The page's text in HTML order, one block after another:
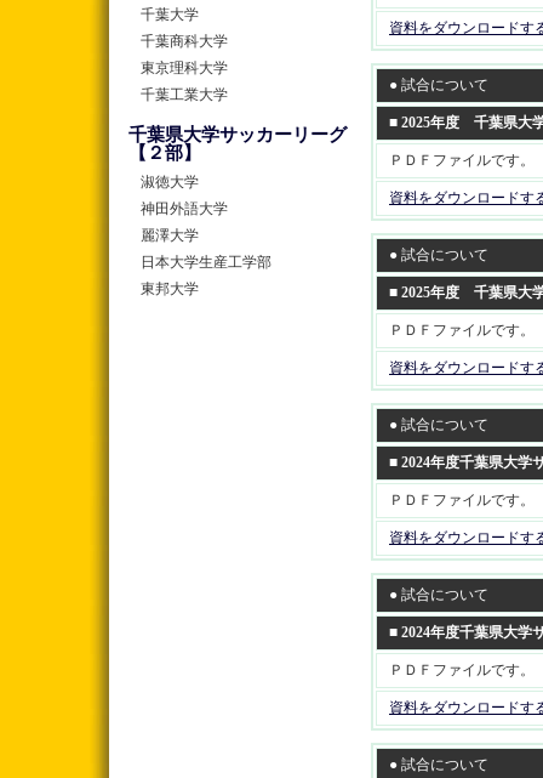
千葉大学
千葉商科大学
東京理科大学
千葉工業大学
千葉県大学サッカーリーグ
【２部】
淑徳大学
神田外語大学
麗澤大学
日本大学生産工学部
東邦大学
資料をダウンロードす
● 試合について
■ 2025年度 千葉県大
ＰＤＦファイルです。
資料をダウンロードす
● 試合について
■ 2025年度 千葉県大
ＰＤＦファイルです。
資料をダウンロードす
● 試合について
■ 2024年度千葉県大
ＰＤＦファイルです。
資料をダウンロードす
● 試合について
■ 2024年度千葉県大
ＰＤＦファイルです。
資料をダウンロードす
● 試合について